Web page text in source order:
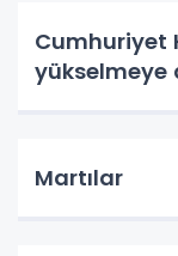
Cumhuriyet
yükselmeye
Martılar